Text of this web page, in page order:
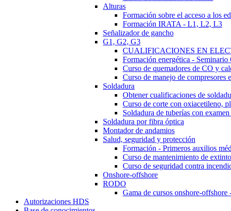
Alturas
Formación sobre el acceso a los
Formación IRATA - L1, L2, L3
Señalizador de gancho
G1, G2, G3
CUALIFICACIONES EN
Formación energética - Seminario
Curso de quemadores de CO y
Curso de manejo de compresores
Soldadura
Obtener cualificaciones de
Curso de corte con oxiacetileno,
Soldadura de tuberías con
Soldadura por fibra óptica
Montador de andamios
Salud, seguridad y protección
Formación - Primeros auxilios
Curso de mantenimiento de
Curso de seguridad contra
Onshore-offshore
RODO
Gama de cursos onshore-
Autorizaciones HDS